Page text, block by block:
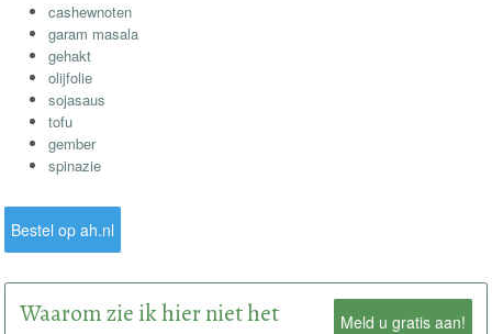
cashewnoten
garam masala
gehakt
olijfolie
sojasaus
tofu
gember
spinazie
Bestel op ah.nl
Meld u gratis aan!
Waarom zie ik hier niet het